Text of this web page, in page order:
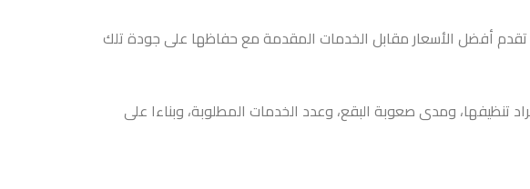
أفضل الأسعار مقابل الخدمات المقدمة مع حفاظها على جودة تلك
تنظيفها، ومدى صعوبة البقع، وعدد الخدمات المطلوبة، وبناءا على